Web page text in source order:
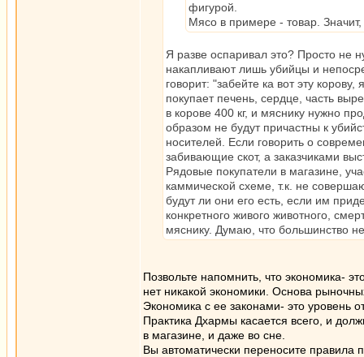
фигурой.
Мясо в примере - товар.
Я разве оспаривал это? Просто не
накапливают лишь убийцы и
говорит: "забейте ка вот эту
покупает печень, сердце, часть
в корове 400 кг, и мяснику нужно
образом не будут причастны к
носителей. Если говорить о
забивающие скот, а заказчиками
Рядовые покупатели в магазине,
каммической схеме, т.к. не
будут ли они его есть, если им
конкретного живого животного,
мяснику. Думаю, что большинство
Позвольте напомнить, что экономика-
нет никакой экономики. Основа
Экономика с ее законами- это уровень
Практика Дхармы касается всего, и
в магазине, и даже во сне.
Вы автоматически переносите правила